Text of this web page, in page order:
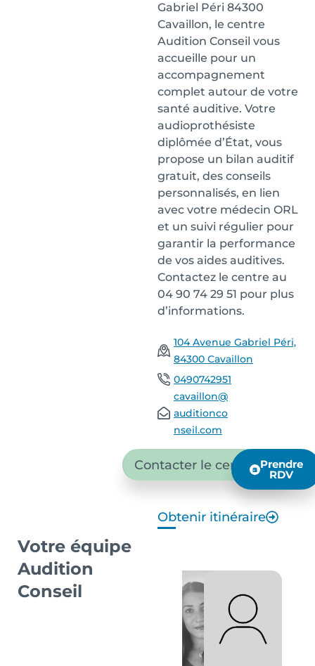
Gabriel Péri 84300
Cavaillon, le centre
Audition Conseil vous
accueille pour un
accompagnement
complet autour de votre
santé auditive. Votre
audioprothésiste
diplômée d’État, vous
propose un bilan auditif
gratuit, des conseils
personnalisés, en lien
avec votre médecin ORL
et un suivi régulier pour
garantir la performance
de vos aides auditives.
Contactez le centre au
04 90 74 29 51 pour plus
d’informations.
104 Avenue Gabriel Péri,
84300 Cavaillon
0490742951
cavaillon@
auditionco
nseil.com
Contacter le centre Prendre
RDV
Obtenir itinéraire
Votre équipe
Audition
Conseil